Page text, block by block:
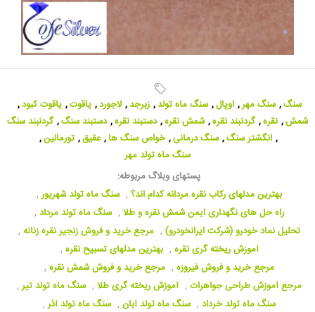
سنگ, سنگ مهر , اوپال, سنگ ماه تولد, زبرجد, لاجورد, یاقوت, یاقوت کبود,
شمش, نقره, گردنبند نقره, شمش نقره, دستبند نقره, دستبند سنگ, گردنبند سنگ
, انگشتر سنگ, سنگ درمانی, خواص سنگ ها , عقیق, تورمالین,
سنگ ماه تولد مهر
پستهای وبلاگ مربوطه:
بهترین مدلهای رکاب نقره مردانه کدام اند؟ , سنگ ماه تولد شهریور ,
راه حل های نگهداری ایمن شمش نقره و طلا , سنگ ماه تولد مرداد ,
تحلیل نماد خودرو (شرکت ایرانخودرو) , مرجع خرید و فروش زنجیر نقره زنانه ,
آموزش ریخته گری نقره , بهترین مدلهای تسبیح نقره ,
مرجع خرید و فروش فیروزه , مرجع خرید و فروش شمش نقره ,
مرجع آموزش طراحی جواهرات , آموزش ریخته گری طلا , سنگ ماه تولد تیر ,
سنگ ماه تولد خرداد , سنگ ماه تولد آبان , سنگ ماه تولد آذر ,